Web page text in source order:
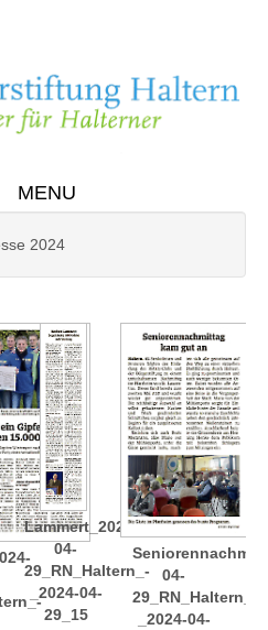
MENU
2024
Lammert_2024-
04-
29_RN_Haltern_-
_2024-04-
29_15
04-
29_RN_Haltern_-
_2024-04-